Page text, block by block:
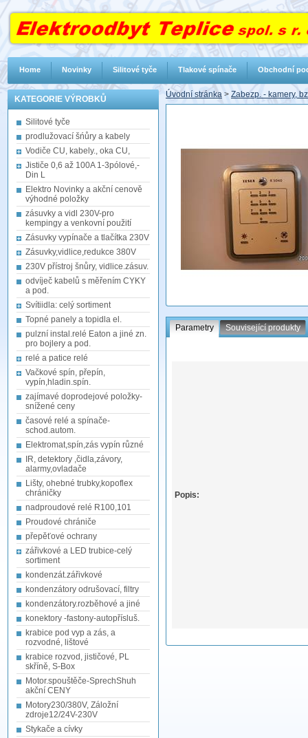
KATEGORIE VÝROBKŮ
Silitové tyče
prodlužovací šńůry a kabely
Vodiče CU, kabely., oka CU,
Jističe 0,6 až 100A 1-3pólové,-
Din L
Elektro Novinky a akční cenově
výhodné položky
zásuvky a vidl 230V-pro
kempingy a venkovní použití
Zásuvky vypínače a tlačítka 230V
Zásuvky,vidlice,redukce 380V
230V přístroj šnůry, vidlice.zásuv.
odvíječ kabelů s měřením CYKY
a pod.
Svítiidla: celý sortiment
Topné panely a topidla el.
pulzní instal.relé Eaton a jiné zn.
pro bojlery a pod.
relé a patice relé
Vačkové spín, přepín,
vypín,hladin.spín.
zajímavé doprodejové položky-
snížené ceny
časové relé a spínače-
schod.autom.
Elektromat,spín,zás vypín různé
IR, detektory ,čidla,závory,
alarmy,ovladače
Lišty, ohebné trubky,kopoflex
chráničky
nadproudové relé R100,101
Proudové chrániče
přepěťové ochrany
zářivkové a LED trubice-celý
sortiment
kondenzát.zářivkové
kondenzátory odrušovací, filtry
kondenzátory.rozběhové a jiné
konektory -fastony-autopřísluš.
krabice pod vyp a zás, a
rozvodné, lištové
krabice rozvod, jističové, PL
skříně, S-Box
Motor.spouštěče-SprechShuh
akční CENY
Motory230/380V, Záložní
zdroje12/24V-230V
Stykače a cívky
Úvodní stránka > Zabezp. - kamery,
Parametry Související produkty
Popis:
Home Novinky Silitové tyče Tlakové spínače Obchodní